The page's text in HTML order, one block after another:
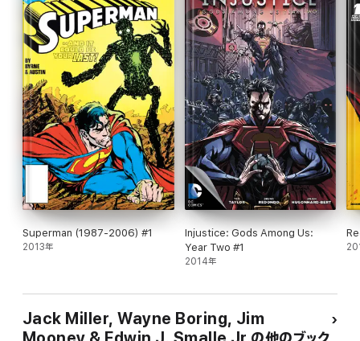
Superman (1987-2006) #1
2013年
Injustice: Gods Among Us:
Year Two #1
2014年
Jack Miller, Wayne Boring, Jim